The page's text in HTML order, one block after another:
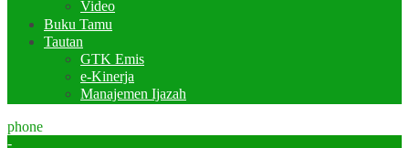
Video
Buku Tamu
Tautan
GTK Emis
e-Kinerja
Manajemen Ijazah
phone
-